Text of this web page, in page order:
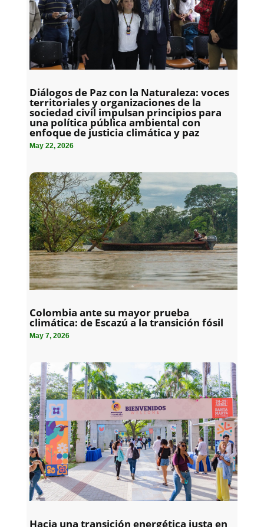
Diálogos de Paz con la Naturaleza: voces
territoriales y organizaciones de la
sociedad civil impulsan principios para
una política pública ambiental con
enfoque de justicia climática y paz
May 22, 2026
Colombia ante su mayor prueba
climática: de Escazú a la transición fósil
May 7, 2026
Hacia una transición energética justa en